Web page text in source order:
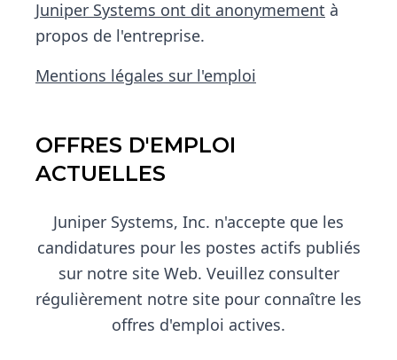
Juniper Systems ont dit anonymement à
propos de l'entreprise.
Mentions légales sur l'emploi
OFFRES D'EMPLOI
ACTUELLES
Juniper Systems, Inc. n'accepte que les
candidatures pour les postes actifs publiés
sur notre site Web. Veuillez consulter
régulièrement notre site pour connaître les
offres d'emploi actives.